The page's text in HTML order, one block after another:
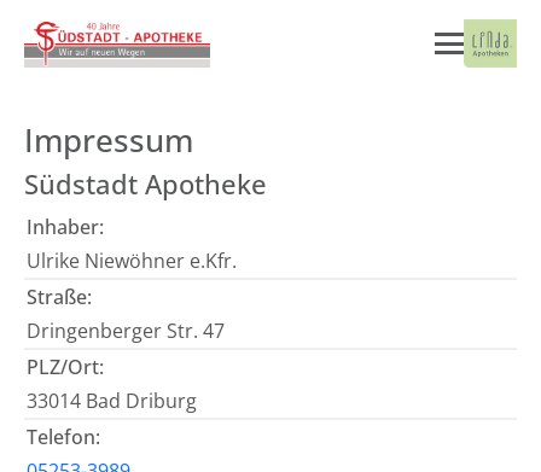
Impressum
Südstadt Apotheke
Inhaber:
Ulrike Niewöhner e.Kfr.
Straße:
Dringenberger Str. 47
PLZ/Ort:
33014 Bad Driburg
Telefon: